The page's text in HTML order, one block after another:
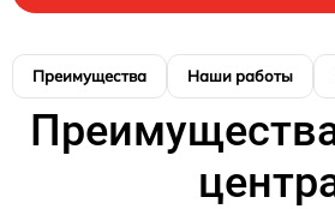
Преимущества Наши работы